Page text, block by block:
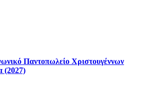
Παντοπωλείο Χριστουγέννων
(2027)